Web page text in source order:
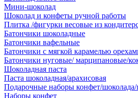
Мини-шоколад
Шоколад и конфеты ручной работы
Плитка /фигурки весовые из
Батончики шоколадные
Батончики вафельные
Батончики с мягкой карамелью
Батончики нуговые/ марципановые/
Шоколадная паста
Паста шоколадная/арахисовая
Подарочные наборы конфет/шоколада/
Наборы конфет